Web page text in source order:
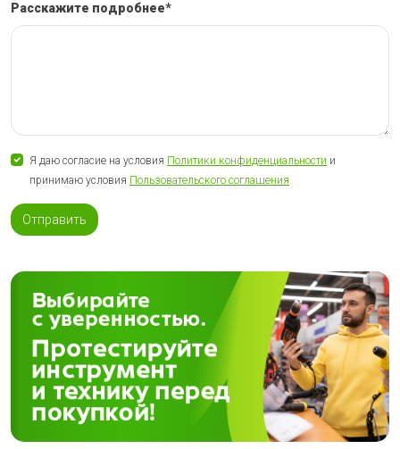
Расскажите подробнее*
Я даю согласие на условия Политики конфиденциальности и
принимаю условия Пользовательского соглашения
Отправить